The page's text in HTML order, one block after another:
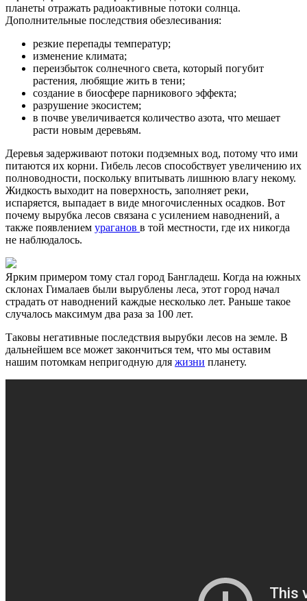
планеты отражать радиоактивные потоки солнца.
Дополнительные последствия обезлесивания:
резкие перепады температур;
изменение климата;
переизбыток солнечного света, который погубит
растения, любящие жить в тени;
создание в биосфере парникового эффекта;
разрушение экосистем;
в почве увеличивается количество азота, что мешает
расти новым деревьям.
Деревья задерживают потоки подземных вод, потому что ими
питаются их корни. Гибель лесов способствует увеличению их
полноводности, поскольку впитывать лишнюю влагу некому.
Жидкость выходит на поверхность, заполняет реки,
испаряется, выпадает в виде многочисленных осадков. Вот
почему вырубка лесов связана с усилением наводнений, а
также появлением ураганов в той местности, где их никогда
не наблюдалось.
Ярким примером тому стал город Бангладеш. Когда на южных
склонах Гималаев были вырублены леса, этот город начал
страдать от наводнений каждые несколько лет. Раньше такое
случалось максимум два раза за 100 лет.
Таковы негативные последствия вырубки лесов на земле. В
дальнейшем все может закончиться тем, что мы оставим
нашим потомкам непригодную для жизни планету.